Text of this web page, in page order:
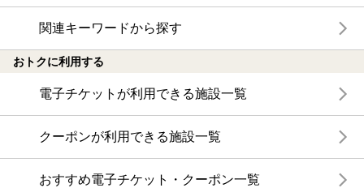
関連キーワードから探す
おトクに利用する
電子チケットが利用できる施設一覧
クーポンが利用できる施設一覧
おすすめ電子チケット・クーポン一覧